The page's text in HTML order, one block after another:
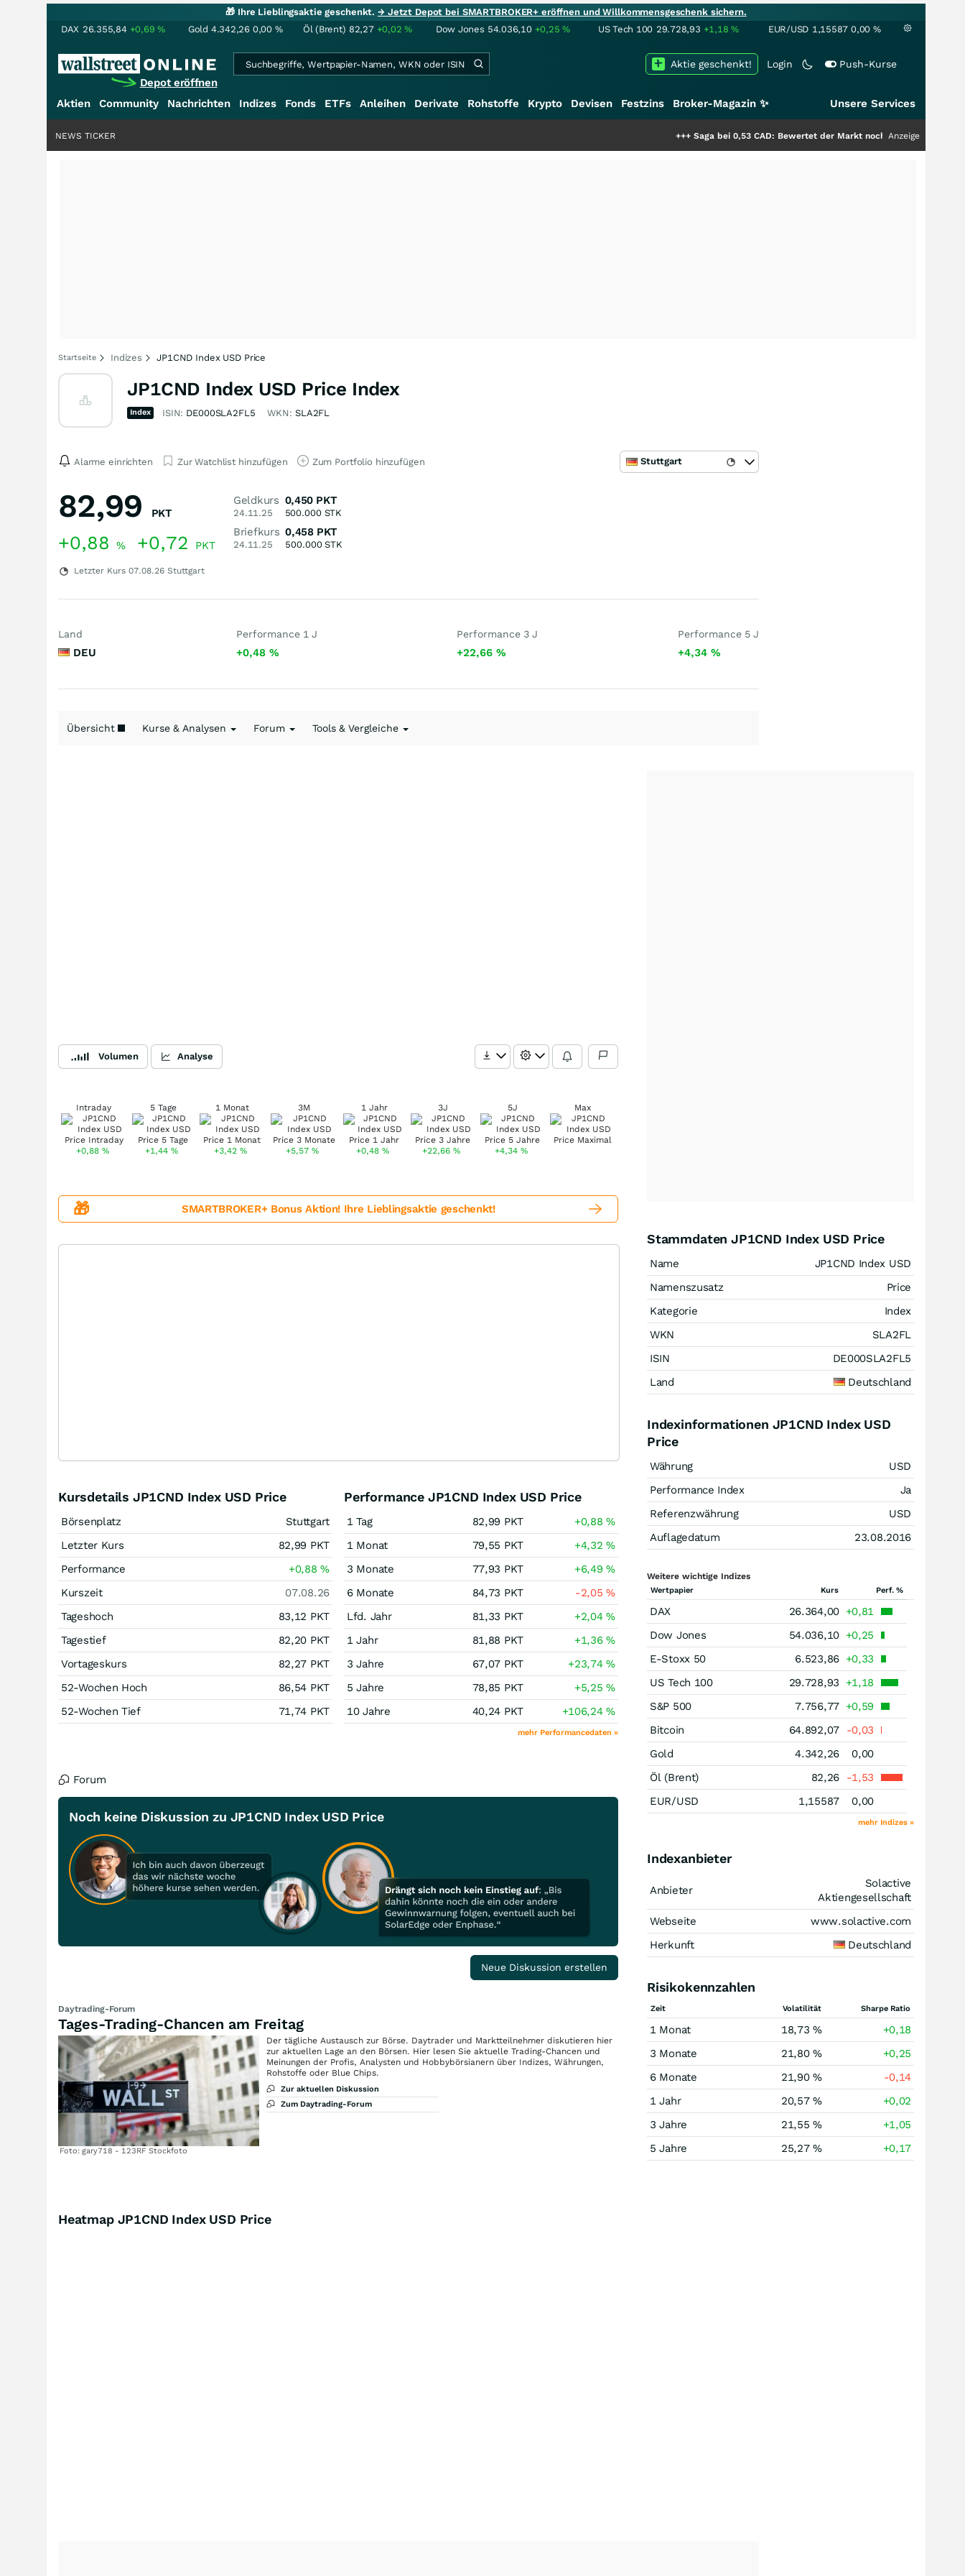
🎁 Ihre Lieblingsaktie geschenkt.→ Jetzt Depot bei SMARTBROKER+ eröffnen und Willkommensgeschenk sichern.
DAX 26.355,84 +0,69% Gold 4.342,26 0,00 % Öl (Brent) 82,27 +0,02% Dow Jones 54.036,10 +0,25% US Tech 100 29.728,93 +1,18% EUR/USD 1,15587 0,00 %
Depot eröffnen
Login Push-Kurse
Aktie geschenkt!
Aktien Community Nachrichten Indizes Fonds ETFs Anleihen Derivate Rohstoffe Krypto Devisen Festzins Broker-Magazin ✨ Unsere Services
Saga bei 0,53 CAD: Bewertet der Markt noch immer nur die Hälfte der
Anzeige
NEWS TICKER
Startseite Indizes JP1CND Index USD Price
JP1CND Index USD Price Index
Index ISIN: DE000SLA2FL5 WKN: SLA2FL
Alarme einrichten Zur Watchlist hinzufügen Zum Portfolio hinzufügen Stuttgart
82,99 PKT
+0,88 % +0,72 PKT
Letzter Kurs 07.08.26 Stuttgart
Geldkurs
24.11.25
0,450 PKT
500.000STK
Briefkurs
24.11.25
0,458 PKT
500.000STK
Land
DEU
Performance 1 J
+0,48 %
Performance 3 J
+22,66%
Performance 5 J
+4,34 %
Übersicht Kurse & Analysen Forum Tools & Vergleiche
Volumen Analyse
Intraday
+0,88 %
5 Tage
+1,44%
1 Monat
+3,42%
3M
+5,57%
1 Jahr
+0,48%
3J
+22,66%
5J
+4,34 %
Max
🎁 SMARTBROKER+ Bonus Aktion! Ihre Lieblingsaktie geschenkt!
Kursdetails JP1CND Index USD Price
Börsenplatz
Stuttgart
Letzter Kurs
82,99 PKT
Performance
+0,88%
Kurszeit
07.08.26
Tageshoch
83,12 PKT
Tagestief
82,20 PKT
Vortageskurs
82,27 PKT
52-Wochen Hoch
86,54 PKT
52-Wochen Tief
71,74 PKT
Performance JP1CND Index USD Price
1 Tag 82,99 PKT +0,88%
1 Monat
79,55 PKT +4,32%
3 Monate
77,93 PKT +6,49%
6 Monate
84,73 PKT -2,05%
Lfd. Jahr
81,33 PKT +2,04%
1 Jahr
81,88 PKT +1,36%
3 Jahre
67,07 PKT +23,74%
5 Jahre
78,85 PKT +5,25%
10 Jahre
40,24 PKT +106,24%
mehr Performancedaten »
Forum
Noch keine Diskussion zu JP1CND Index USD Price
Neue Diskussion erstellen
Daytrading-Forum
Tages-Trading-Chancen am Freitag
Foto: gary718 - 123RF Stockfoto
Der tägliche Austausch zur Börse. Daytrader und Marktteilnehmer diskutieren hier
zur aktuellen Lage an den Börsen. Hier lesen Sie aktuelle Trading-Chancen und
Meinungen der Profis, Analysten und Hobbybörsianern über Indizes, Währungen,
Rohstoffe oder Blue Chips.
Zur aktuellen Diskussion
Zum Daytrading-Forum
Stammdaten JP1CND Index USD Price
Name
JP1CND Index USD
Namenszusatz
Price
Kategorie
Index
WKN
SLA2FL
ISIN
DE000SLA2FL5
Land
Deutschland
Indexinformationen JP1CND Index USD
Price
Währung
USD
Performance Index
Ja
Referenzwährung
USD
Auflagedatum
23.08.2016
Weitere wichtige Indizes
Wertpapier Kurs Perf. %
DAX 26.364,00 +0,81
Dow Jones
54.036,10 +0,25
E-Stoxx 50
6.523,86 +0,33
US Tech 100
29.728,93
+1,18
S&P 500
7.756,77 +0,59
Bitcoin
64.892,07
-0,03
Gold
4.342,26
0,00
Öl (Brent)
82,26
-1,53
EUR/USD
1,15587 0,00
mehr Indizes »
Indexanbieter
Anbieter
Solactive
Aktiengesellschaft
Webseite
www.solactive.com
Herkunft
Deutschland
Risikokennzahlen
Zeit Volatilität Sharpe Ratio
1 Monat 18,73 %
+0,18
3 Monate
21,80 %
+0,25
6 Monate
21,90 %
-0,14
1 Jahr
20,57 %
+0,02
3 Jahre
21,55 %
+1,05
5 Jahre
25,27 % +0,17
Heatmap JP1CND Index USD Price